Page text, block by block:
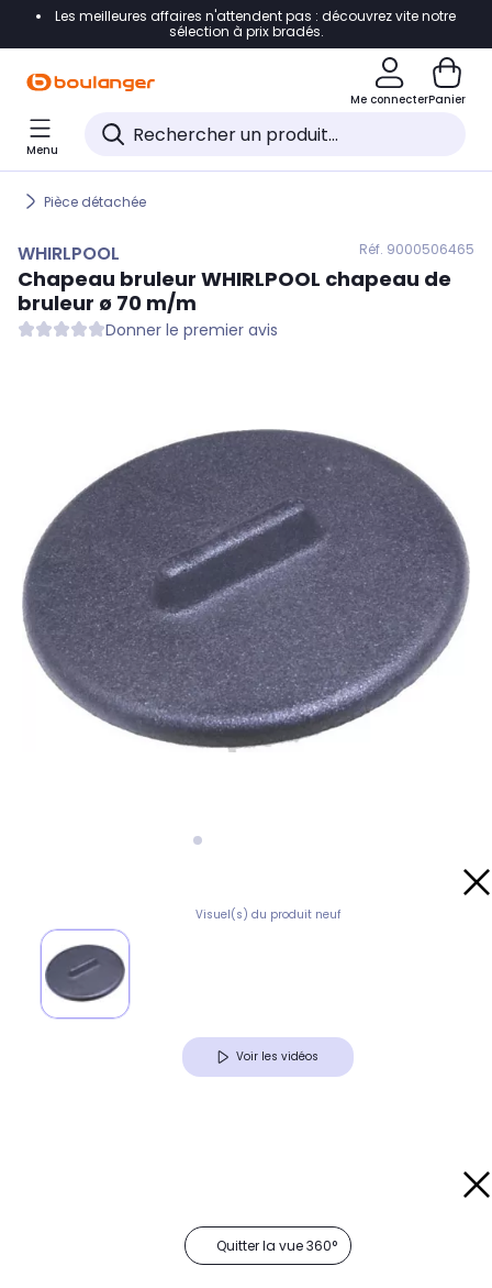
Accéder directement à la navigation
Accéder directement au pied de page
Accéder directement au chatbot
Les meilleures affaires n'attendent pas : découvrez vite notre
sélection à prix bradés.
Me connecterPanier
Menu
Pièce détachée
WHIRLPOOL Réf. 9000506465
Chapeau bruleur WHIRLPOOL chapeau de
bruleur ø 70 m/m
Donner le premier avis
Visuel(s) du produit neuf
Voir les vidéos
Quitter la vue 360°